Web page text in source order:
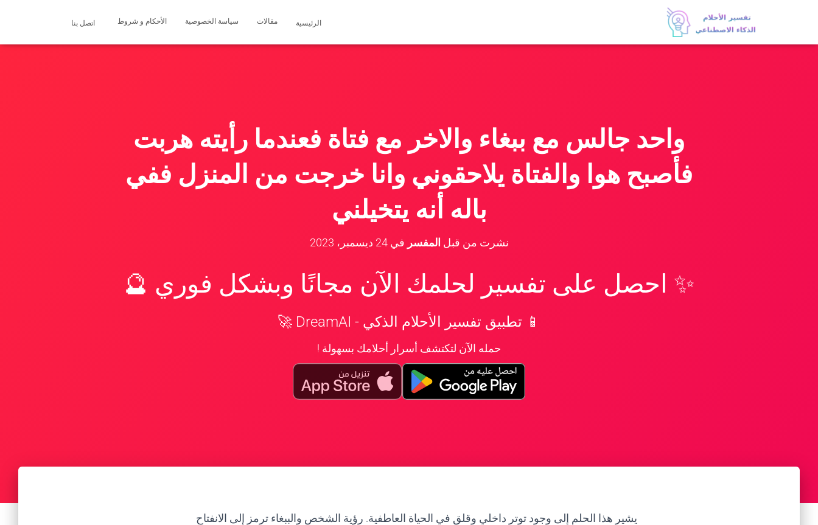
الرئيسية مقالات سياسة الخصوصية الأحكام و شروط اتصل بنا
واحد جالس مع ببغاء والاخر مع فتاة فعندما رأيته هربت
فأصبح هوا والفتاة يلاحقوني وانا خرجت من المنزل ففي
باله أنه يتخيلني
نشرت من قبل المفسر في24 ديسمبر، 2023
✨ احصل على تفسير لحلمك الآن مجانًا وبشكل فوري 🔮
📱 تطبيق تفسير الأحلام الذكي - DreamAI 🚀
حمله الآن لتكتشف أسرار أحلامك بسهولة !
يشير هذا الحلم إلى وجود توتر داخلي وقلق في الحياة العاطفية. رؤية الشخص والببغاء ترمز إلى الانفتاح